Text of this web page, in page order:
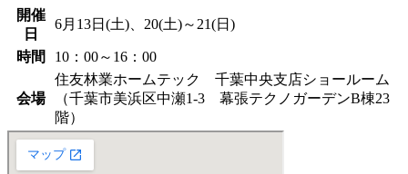
開催
日
6月13日(土)、20(土)～21(日)
時間 10：00～16：00
会場
住友林業ホームテック 千葉中央支店ショールーム
（千葉市美浜区中瀬1-3 幕張テクノガーデンB棟23
階）